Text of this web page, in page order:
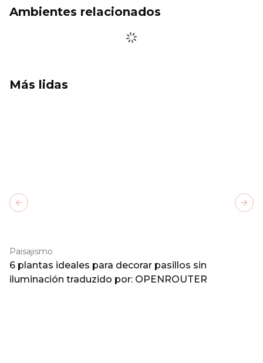
Ambientes relacionados
Más lidas
Paisajismo
6 plantas ideales para decorar pasillos sin
iluminación traduzido por: OPENROUTER
Previous slide